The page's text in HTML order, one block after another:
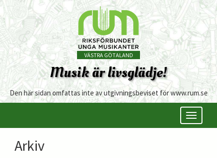
VÄSTRA GÖTALAND
Musik är livsglädje!
Den här sidan omfattas inte av utgivningsbeviset för www.rum.se
Öppna/
meny
Arkiv